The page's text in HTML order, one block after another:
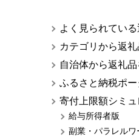
よく見られてい
カテゴリから返
自治体から返礼
ふるさと納税ポ
寄付上限額シミ
給与所得者版
副業・パラレルワ